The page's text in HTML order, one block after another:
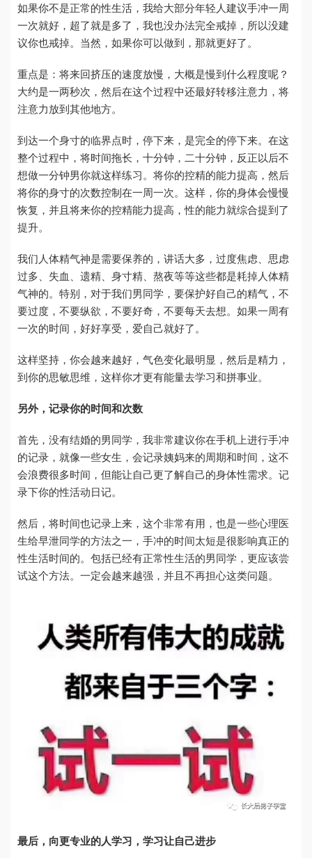
如果你不是正常的性生活，我给大部分年轻人建议手冲一周
一次就好，超了就是多了，我也没办法完全戒掉，所以没建
议你也戒掉。当然，如果你可以做到，那就更好了。
重点是：将来回挤压的速度放慢，大概是慢到什么程度呢？
大约是一两秒次，然后在这个过程中还最好转移注意力，将
注意力放到其他地方。
到达一个身寸的临界点时，停下来，是完全的停下来。在这
整个过程中，将时间拖长，十分钟，二十分钟，反正以后不
想做一分钟男你就这样练习。将你的控精的能力提高，然后
将你的身寸的次数控制在一周一次。这样，你的身体会慢慢
恢复，并且将来你的控精能力提高，性的能力就综合提到了
提升。
我们人体精气神是需要保养的，讲话大多，过度焦虑、思虑
过多、失血、遗精、身寸精、熬夜等等这些都是耗掉人体精
气神的。特别，对于我们男同学，要保护好自己的精气，不
要过度，不要纵欲，不要好奇，不要每天去想。如果一周有
一次的时间，好好享受，爱自己就好了。
这样坚持，你会越来越好，气色变化最明显，然后是精力，
到你的思敏思维，这样你才更有能量去学习和拼事业。
另外，记录你的时间和次数
首先，没有结婚的男同学，我非常建议你在手机上进行手冲
的记录，就像一些女生，会记录姨妈来的周期和时间，这不
会浪费很多时间，但能让自己更了解自己的身体性需求。记
录下你的性活动日记。
然后，将时间也记录上来，这个非常有用，也是一些心理医
生给早泄同学的方法之一，手冲的时间太短是很影响真正的
性生活时间的。包括已经有正常性生活的男同学，更应该尝
试这个方法。一定会越来越强，并且不再担心这类问题。
最后，向更专业的人学习，学习让自己进步